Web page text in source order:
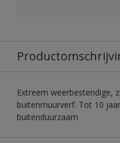
Extreem weerbestendige,
buitenmuurverf. Tot 10
buitenduurzaam